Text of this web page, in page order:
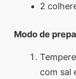
2
Modo de
com sal